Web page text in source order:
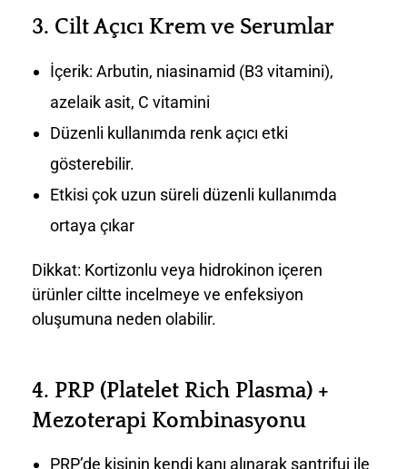
3. Cilt Açıcı Krem ve Serumlar
İçerik: Arbutin, niasinamid (B3 vitamini),
azelaik asit, C vitamini
Düzenli kullanımda renk açıcı etki
gösterebilir.
Etkisi çok uzun süreli düzenli kullanımda
ortaya çıkar
Dikkat: Kortizonlu veya hidrokinon içeren
ürünler ciltte incelmeye ve enfeksiyon
oluşumuna neden olabilir.
4. PRP (Platelet Rich Plasma) +
Mezoterapi Kombinasyonu
PRP’de kişinin kendi kanı alınarak santrifuj ile